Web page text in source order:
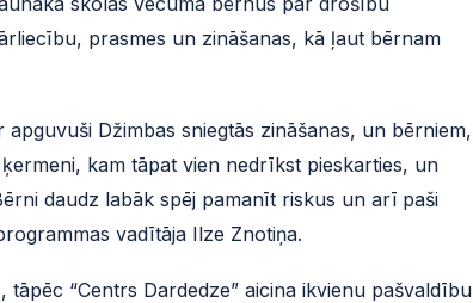
prasmes un zināšanas, kā ļaut bērnam
Džimbas sniegtās zināšanas, un bērniem,
kam tāpat vien nedrīkst pieskarties, un
daudz labāk spēj pamanīt riskus un arī paši
vadītāja Ilze Znotiņa.
“Centrs Dardedze” aicina ikvienu pašvaldību